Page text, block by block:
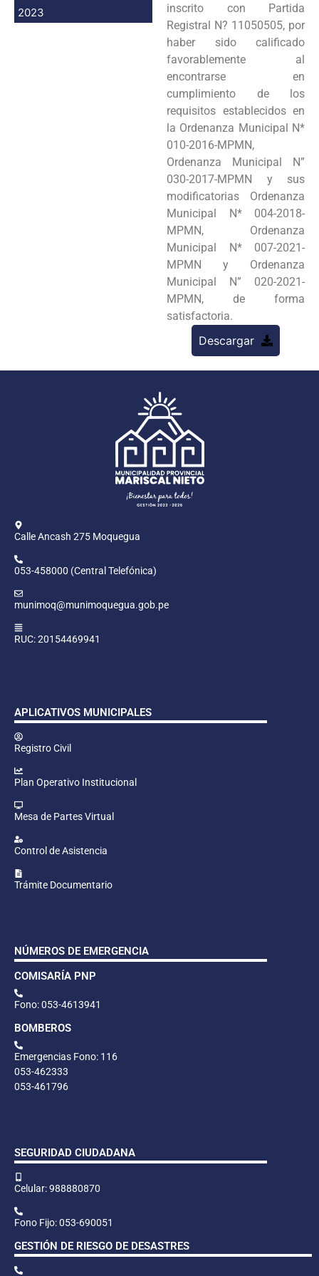
2023
inscrito con Partida
Registral N? 11050505, por
haber sido calificado
favorablemente al
encontrarse en
cumplimiento de los
requisitos establecidos en
la Ordenanza Municipal N*
010-2016-MPMN,
Ordenanza Municipal N”
030-2017-MPMN y sus
modificatorias Ordenanza
Municipal N* 004-2018-
MPMN, Ordenanza
Municipal N* 007-2021-
MPMN y Ordenanza
Municipal N” 020-2021-
MPMN, de forma
satisfactoria.
Descargar
Calle Ancash 275 Moquegua
053-458000 (Central Telefónica)
munimoq@munimoquegua.gob.pe
RUC: 20154469941
APLICATIVOS MUNICIPALES
Registro Civil
Plan Operativo Institucional
Mesa de Partes Virtual
Control de Asistencia
Trámite Documentario
NÚMEROS DE EMERGENCIA
COMISARÍA PNP
Fono: 053-4613941
BOMBEROS
Emergencias Fono: 116
053-462333
053-461796
SEGURIDAD CIUDADANA
Celular: 988880870
Fono Fijo: 053-690051
GESTIÓN DE RIESGO DE DESASTRES